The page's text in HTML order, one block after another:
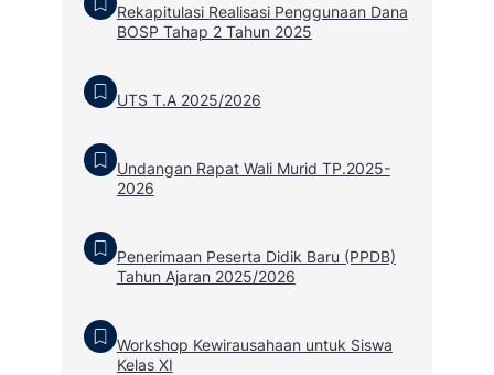
Rekapitulasi Realisasi Penggunaan Dana
BOSP Tahap 2 Tahun 2025
UTS T.A 2025/2026
Undangan Rapat Wali Murid TP.2025-
2026
Penerimaan Peserta Didik Baru (PPDB)
Tahun Ajaran 2025/2026
Workshop Kewirausahaan untuk Siswa
Kelas XI